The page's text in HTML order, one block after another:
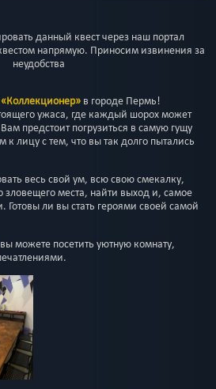
данный квест через наш портал
напрямую. Приносим извинения за
неудобства
«Коллекционер» в городе Пермь!
ужаса, где каждый шорох может
предстоит погрузиться в самую гущу
к лицу с тем, что вы так долго пытались
весь свой ум, всю свою смекалку,
зловещего места, найти выход и, самое
ли вы стать героями своей самой
можете посетить уютную комнату,